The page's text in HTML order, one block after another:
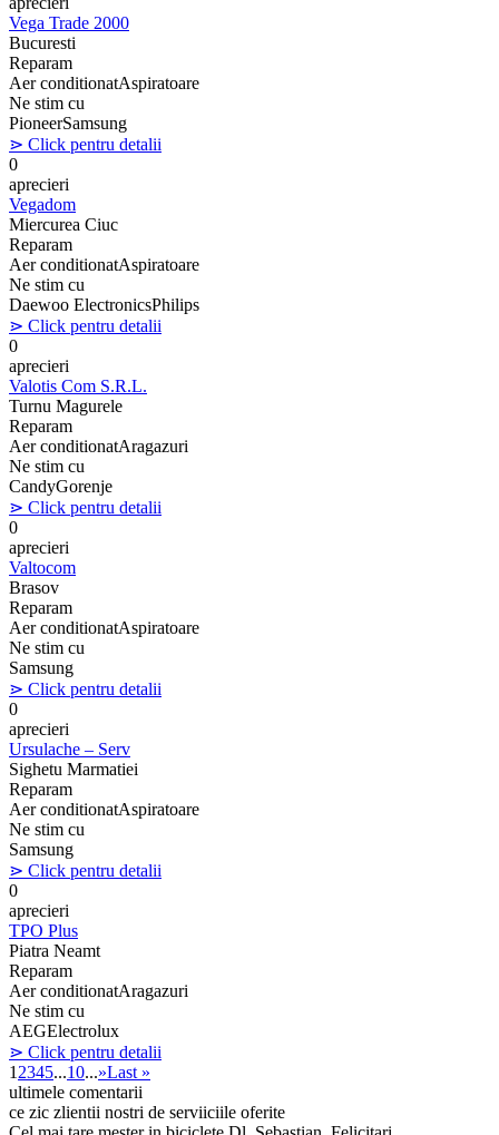
Vega Trade 2000
Bucuresti
Reparam
Aer conditionatAspiratoare
Ne stim cu
PioneerSamsung
⋗ Click pentru detalii
0
aprecieri
Vegadom
Miercurea Ciuc
Reparam
Aer conditionatAspiratoare
Ne stim cu
Daewoo ElectronicsPhilips
⋗ Click pentru detalii
0
aprecieri
Valotis Com S.R.L.
Turnu Magurele
Reparam
Aer conditionatAragazuri
Ne stim cu
CandyGorenje
⋗ Click pentru detalii
0
aprecieri
Valtocom
Brasov
Reparam
Aer conditionatAspiratoare
Ne stim cu
Samsung
⋗ Click pentru detalii
0
aprecieri
Ursulache – Serv
Sighetu Marmatiei
Reparam
Aer conditionatAspiratoare
Ne stim cu
Samsung
⋗ Click pentru detalii
0
aprecieri
TPO Plus
Piatra Neamt
Reparam
Aer conditionatAragazuri
Ne stim cu
AEGElectrolux
⋗ Click pentru detalii
1 2345...10...»Last »
ultimele comentarii
ce zic zlientii nostri de serviiciile oferite